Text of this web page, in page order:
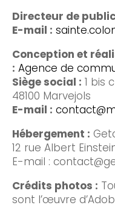
Directeur de
E-mail :
Conception et
: Agence de
Siège social : 1 bis
48100 Marvejols
E-mail :
Hébergement :
12 rue Albert
E-mail :
Crédits photos :
sont l’œuvre